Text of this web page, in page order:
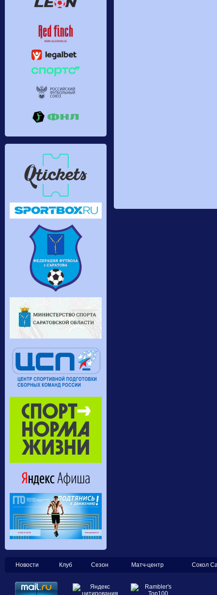
Новости Клуб Сезон Матч-центр Сокол